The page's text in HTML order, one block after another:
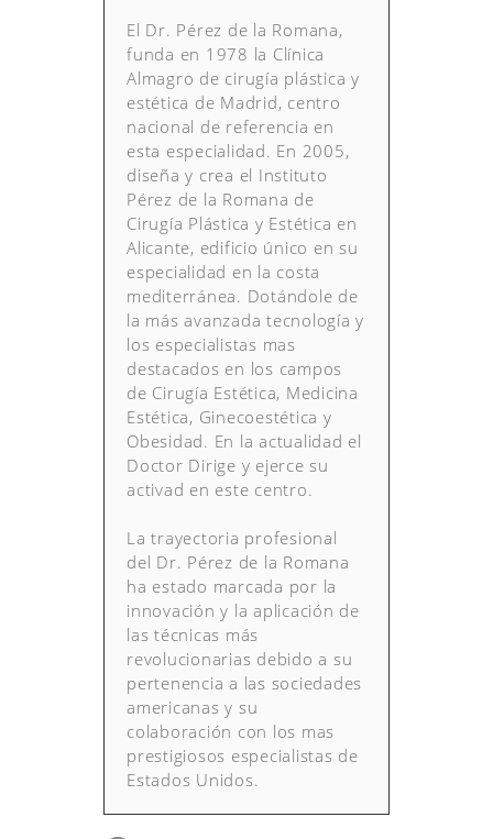
El Dr. Pérez de la Romana,
funda en 1978 la Clínica
Almagro de cirugía plástica y
estética de Madrid, centro
nacional de referencia en
esta especialidad. En 2005,
diseña y crea el Instituto
Pérez de la Romana de
Cirugía Plástica y Estética en
Alicante, edificio único en su
especialidad en la costa
mediterránea. Dotándole de
la más avanzada tecnología y
los especialistas mas
destacados en los campos
de Cirugía Estética, Medicina
Estética, Ginecoestética y
Obesidad. En la actualidad el
Doctor Dirige y ejerce su
activad en este centro.
La trayectoria profesional
del Dr. Pérez de la Romana
ha estado marcada por la
innovación y la aplicación de
las técnicas más
revolucionarias debido a su
pertenencia a las sociedades
americanas y su
colaboración con los mas
prestigiosos especialistas de
Estados Unidos.